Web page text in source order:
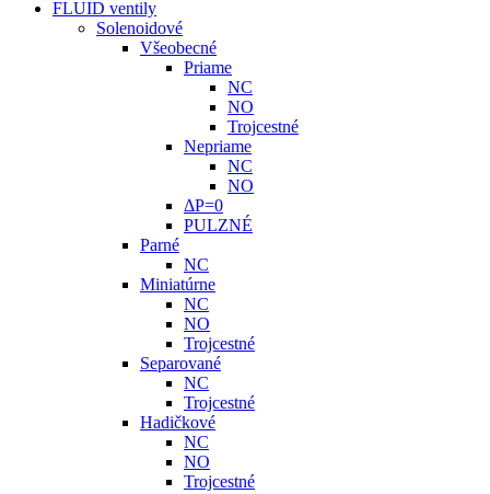
FLUID ventily
Solenoidové
Všeobecné
Priame
NC
NO
Trojcestné
Nepriame
NC
NO
ΔP=0
PULZNÉ
Parné
NC
Miniatúrne
NC
NO
Trojcestné
Separované
NC
Trojcestné
Hadičkové
NC
NO
Trojcestné